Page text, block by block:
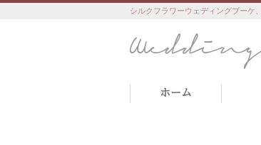
シルクフラワーウェディングブーケ
ホーム